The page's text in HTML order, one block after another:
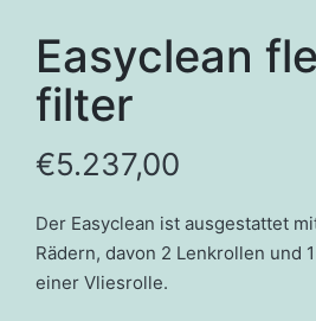
Easyclean
filter
€5.237,00
Der Easyclean ist ausgestattet
Rädern, davon 2 Lenkrollen und
einer Vliesrolle.